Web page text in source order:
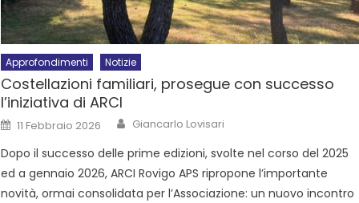
Approfondimenti Notizie
Costellazioni familiari, prosegue con successo
l’iniziativa di ARCI
11 Febbraio 2026 Giancarlo Lovisari
Dopo il successo delle prime edizioni, svolte nel corso del 2025
ed a gennaio 2026, ARCI Rovigo APS ripropone l’importante
novità, ormai consolidata per l’Associazione: un nuovo incontro